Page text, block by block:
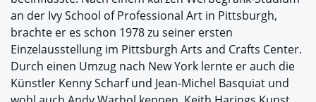
an der Ivy School of Professional Art in Pittsburgh,
brachte er es schon 1978 zu seiner ersten
Einzelausstellung im Pittsburgh Arts and Crafts Center.
Durch einen Umzug nach New York lernte er auch die
Künstler Kenny Scharf und Jean-Michel Basquiat und